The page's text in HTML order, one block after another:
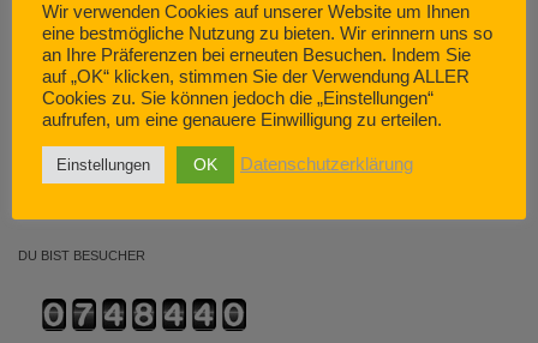
LONG COVID und POST COVID – die „Vergessenen“
MAI 18, 2022
KATEGORIE AUSWÄHLEN…
Kategorie
auswählen…
DU BIST BESUCHER
Wir verwenden Cookies auf unserer Website um Ihnen
eine bestmögliche Nutzung zu bieten. Wir erinnern uns so
an Ihre Präferenzen bei erneuten Besuchen. Indem Sie
auf „OK“ klicken, stimmen Sie der Verwendung ALLER
Cookies zu. Sie können jedoch die „Einstellungen“
aufrufen, um eine genauere Einwilligung zu erteilen.
Einstellungen OK Datenschutzerklärung